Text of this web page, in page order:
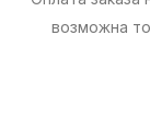
возможна